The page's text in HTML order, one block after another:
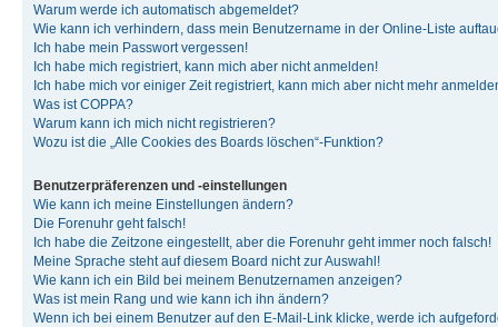
Warum werde ich automatisch abgemeldet?
Wie kann ich verhindern, dass mein Benutzername in der Online-Liste
Ich habe mein Passwort vergessen!
Ich habe mich registriert, kann mich aber nicht anmelden!
Ich habe mich vor einiger Zeit registriert, kann mich aber nicht mehr
Was ist COPPA?
Warum kann ich mich nicht registrieren?
Wozu ist die „Alle Cookies des Boards löschen“-Funktion?
Benutzerpräferenzen und -einstellungen
Wie kann ich meine Einstellungen ändern?
Die Forenuhr geht falsch!
Ich habe die Zeitzone eingestellt, aber die Forenuhr geht immer noch falsch!
Meine Sprache steht auf diesem Board nicht zur Auswahl!
Wie kann ich ein Bild bei meinem Benutzernamen anzeigen?
Was ist mein Rang und wie kann ich ihn ändern?
Wenn ich bei einem Benutzer auf den E-Mail-Link klicke, werde ich